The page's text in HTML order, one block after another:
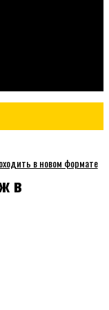
в новом формате
в